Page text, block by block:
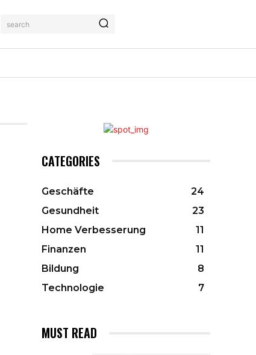
search
CATEGORIES
Geschäfte
24
Gesundheit
23
Home Verbesserung
11
Finanzen
11
Bildung
8
Technologie
7
MUST READ